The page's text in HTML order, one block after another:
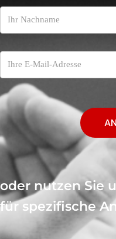
oder nutzen Sie
für spezifische